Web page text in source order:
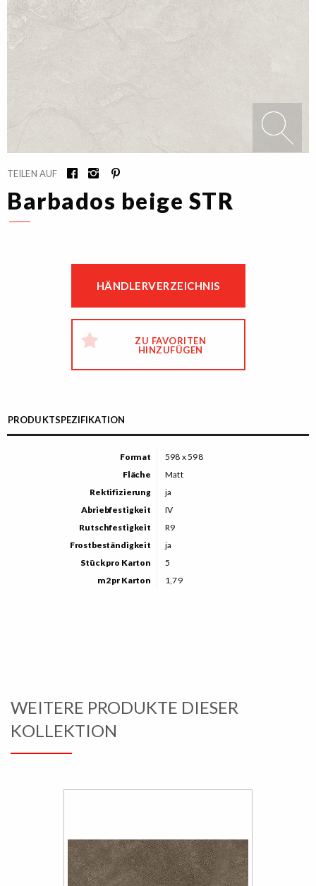
TEILEN AUF
Barbados beige STR
HÄNDLERVERZEICHNIS
ZU FAVORITEN
HINZUFÜGEN
PRODUKTSPEZIFIKATION
Format
598 x 598
Fläche
Matt
Rektifizierung
ja
Abriebfestigkeit
IV
Rutschfestigkeit
R9
Frostbeständigkeit
ja
Stück pro Karton
5
m2 pr Karton
1,79
WEITERE PRODUKTE DIESER
KOLLEKTION